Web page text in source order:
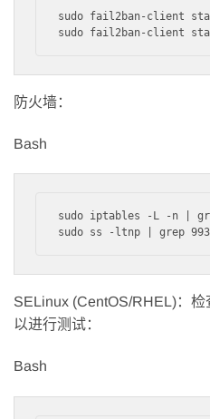
sudo fail2ban-client
防火墙：
Bash
sudo iptables -L -n |
SELinux (CentOS/RHEL)：
以进行测试：
Bash